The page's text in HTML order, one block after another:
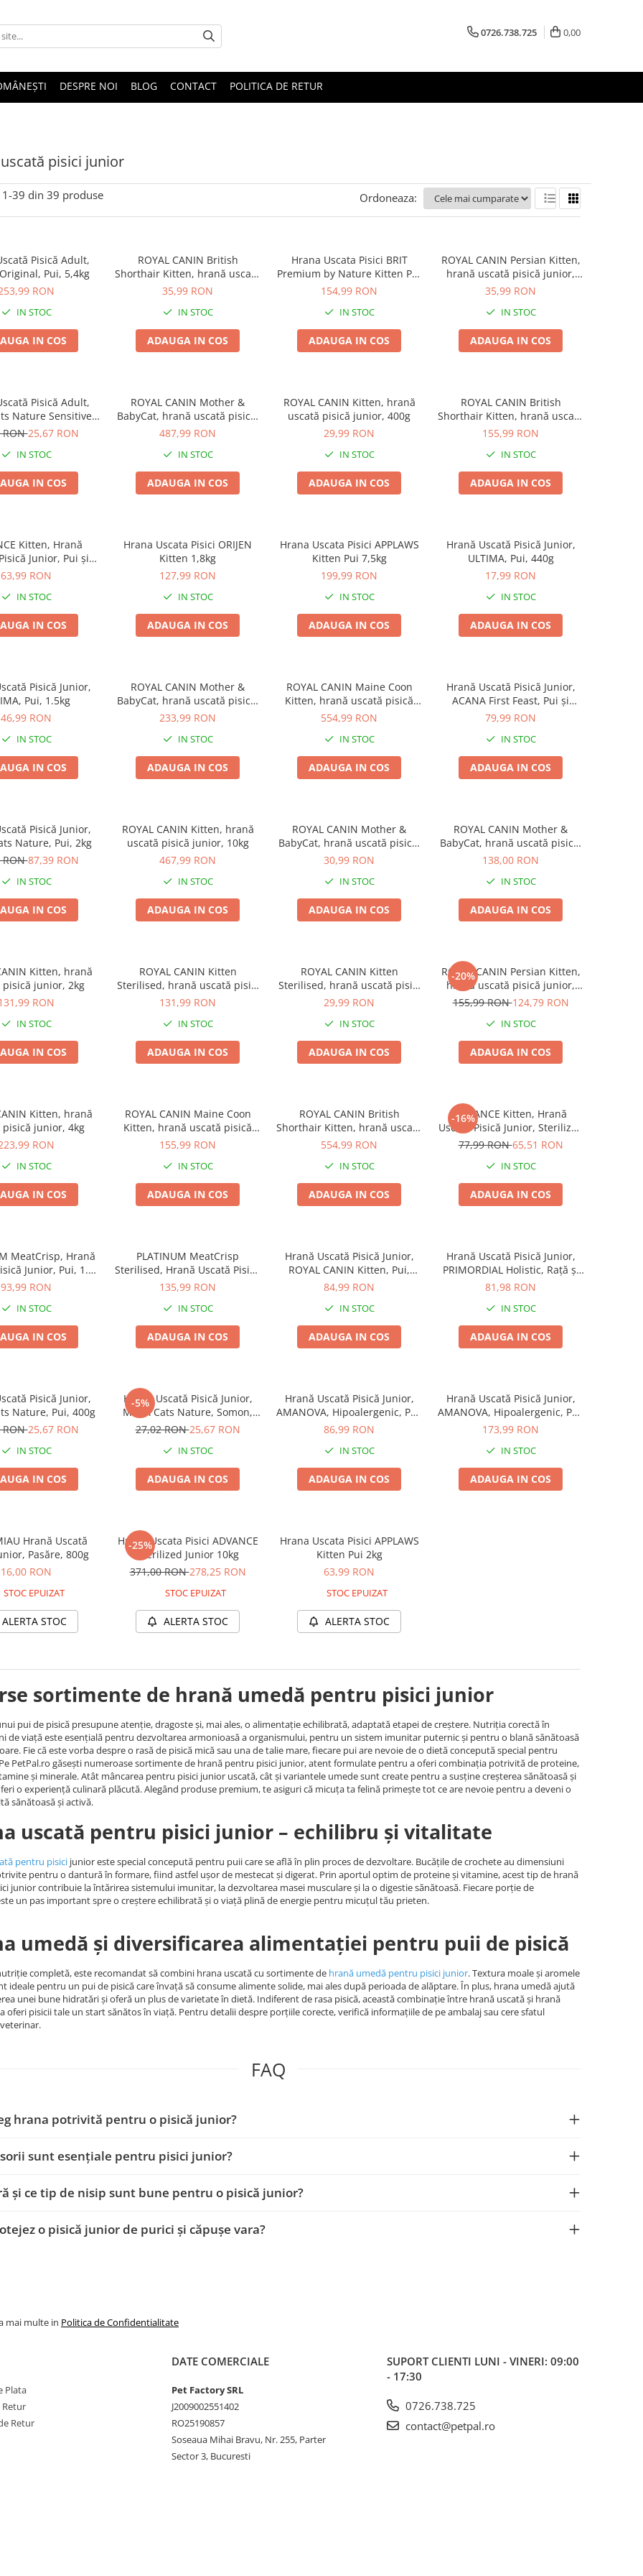
0726.738.725 0,00
DESPRE NOI BLOG CONTACT POLITICA DE RETUR
pisici junior
1-39 din 39 produse Ordoneaza:
Pisică Adult,
Original, Pui, 5,4kg
RON
IN STOC
IN COS
ROYAL CANIN British
Shorthair Kitten, hrană uscată
pisică junior, 400g
35,99 RON
IN STOC
ADAUGA IN COS
Hrana Uscata Pisici BRIT
Premium by Nature Kitten Pui
8kg
154,99 RON
IN STOC
ADAUGA IN COS
ROYAL CANIN Persian Kitten,
hrană uscată pisică junior,
400g
35,99 RON
IN STOC
ADAUGA IN COS
Pisică Adult,
Nature Sensitive,
Pui, 400g
RON25,67 RON
IN STOC
IN COS
ROYAL CANIN Mother &
BabyCat, hrană uscată pisică,
mama si puiul, 10kg
487,99 RON
IN STOC
ADAUGA IN COS
ROYAL CANIN Kitten, hrană
uscată pisică junior, 400g
29,99 RON
IN STOC
ADAUGA IN COS
ROYAL CANIN British
Shorthair Kitten, hrană uscată
pisică junior, 2kg
155,99 RON
IN STOC
ADAUGA IN COS
Kitten, Hrană
Junior, Pui și
Orez, 1,5kg
63,99 RON
IN STOC
IN COS
Hrana Uscata Pisici ORIJEN
Kitten 1,8kg
127,99 RON
IN STOC
ADAUGA IN COS
Hrana Uscata Pisici APPLAWS
Kitten Pui 7,5kg
199,99 RON
IN STOC
ADAUGA IN COS
Hrană Uscată Pisică Junior,
ULTIMA, Pui, 440g
17,99 RON
IN STOC
ADAUGA IN COS
Pisică Junior,
Pui, 1.5kg
46,99 RON
IN STOC
IN COS
ROYAL CANIN Mother &
BabyCat, hrană uscată pisică,
mama si puiul, 4kg
233,99 RON
IN STOC
ADAUGA IN COS
ROYAL CANIN Maine Coon
Kitten, hrană uscată pisică
junior, 10kg
554,99 RON
IN STOC
ADAUGA IN COS
Hrană Uscată Pisică Junior,
ACANA First Feast, Pui și
Hering, 1.8kg
79,99 RON
IN STOC
ADAUGA IN COS
Pisică Junior,
Nature, Pui, 2kg
RON87,39 RON
IN STOC
IN COS
ROYAL CANIN Kitten, hrană
uscată pisică junior, 10kg
467,99 RON
IN STOC
ADAUGA IN COS
ROYAL CANIN Mother &
BabyCat, hrană uscată pisică,
mama si puiul, 400g
30,99 RON
IN STOC
ADAUGA IN COS
ROYAL CANIN Mother &
BabyCat, hrană uscată pisică,
mama si puiul, 2kg
138,00 RON
IN STOC
ADAUGA IN COS
Kitten, hrană
pisică junior, 2kg
RON
IN STOC
IN COS
ROYAL CANIN Kitten
Sterilised, hrană uscată pisici
sterilizate junior, 2kg
131,99 RON
IN STOC
ADAUGA IN COS
ROYAL CANIN Kitten
Sterilised, hrană uscată pisici
sterilizate junior, 400g
29,99 RON
IN STOC
ADAUGA IN COS
-20%
ROYAL CANIN Persian Kitten,
hrană uscată pisică junior,
2kg
155,99 RON124,79 RON
IN STOC
ADAUGA IN COS
Kitten, hrană
pisică junior, 4kg
RON
IN STOC
IN COS
ROYAL CANIN Maine Coon
Kitten, hrană uscată pisică
junior, 2kg
155,99 RON
IN STOC
ADAUGA IN COS
ROYAL CANIN British
Shorthair Kitten, hrană uscată
pisică junior, 10kg
554,99 RON
IN STOC
ADAUGA IN COS
-16%
ADVANCE Kitten, Hrană
Uscată Pisică Junior, Sterilizat,
Pui și Orez, 1,5kg
77,99 RON65,51 RON
IN STOC
ADAUGA IN COS
MeatCrisp, Hrană
Junior, Pui, 1.5
kg
93,99 RON
IN STOC
IN COS
PLATINUM MeatCrisp
Sterilised, Hrană Uscată Pisică
Junior, Pui, 3 kg
135,99 RON
IN STOC
ADAUGA IN COS
Hrană Uscată Pisică Junior,
ROYAL CANIN Kitten, Pui,
1.2kg
84,99 RON
IN STOC
ADAUGA IN COS
Hrană Uscată Pisică Junior,
PRIMORDIAL Holistic, Rață și
Curcan, 2kg
81,98 RON
IN STOC
ADAUGA IN COS
Pisică Junior,
Nature, Pui, 400g
RON25,67 RON
IN STOC
IN COS
-5%
Hrană Uscată Pisică Junior,
MERA Cats Nature, Somon,
400g
27,02 RON25,67 RON
IN STOC
ADAUGA IN COS
Hrană Uscată Pisică Junior,
AMANOVA, Hipoalergenic, Pui,
1.5kg
86,99 RON
IN STOC
ADAUGA IN COS
Hrană Uscată Pisică Junior,
AMANOVA, Hipoalergenic, Pui,
4kg
173,99 RON
IN STOC
ADAUGA IN COS
Hrană Uscată
Pasăre, 800g
16,00 RON
STOC EPUIZAT
ALERTA STOC
-25%
Hrana Uscata Pisici ADVANCE
Sterilized Junior 10kg
371,00 RON278,25 RON
STOC EPUIZAT
ALERTA STOC
Hrana Uscata Pisici APPLAWS
Kitten Pui 2kg
63,99 RON
STOC EPUIZAT
ALERTA STOC
sortimente de hrană umedă pentru pisici junior
pui de pisică presupune atenție, dragoste și, mai ales, o alimentație echilibrată, adaptată etapei de creștere. Nutriția corectă în
de viață este esențială pentru dezvoltarea armonioasă a organismului, pentru un sistem imunitar puternic și pentru o blană sănătoasă
Fie că este vorba despre o rasă de pisică mică sau una de talie mare, fiecare pui are nevoie de o dietă concepută special pentru
PetPal.ro găsești numeroase sortimente de hrană pentru pisici junior, atent formulate pentru a oferi combinația potrivită de proteine,
și minerale. Atât mâncarea pentru pisici junior uscată, cât și variantele umede sunt create pentru a susține creșterea sănătoasă și
o experiență culinară plăcută. Alegând produse premium, te asiguri că micuța ta felină primește tot ce are nevoie pentru a deveni o
sănătoasă și activă.
uscată pentru pisici junior – echilibru și vitalitate
pentru pisici junior este special concepută pentru puii care se află în plin proces de dezvoltare. Bucățile de crochete au dimensiuni
pentru o dantură în formare, fiind astfel ușor de mestecat și digerat. Prin aportul optim de proteine și vitamine, acest tip de hrană
junior contribuie la întărirea sistemului imunitar, la dezvoltarea masei musculare și la o digestie sănătoasă. Fiecare porție de
un pas important spre o creștere echilibrată și o viață plină de energie pentru micuțul tău prieten.
umedă și diversificarea alimentației pentru puii de pisică
completă, este recomandat să combini hrana uscată cu sortimente de hrană umedă pentru pisici junior. Textura moale și aromele
ideale pentru un pui de pisică care învață să consume alimente solide, mai ales după perioada de alăptare. În plus, hrana umedă ajută
unei bune hidratări și oferă un plus de varietate în dietă. Indiferent de rasa pisică, această combinație între hrană uscată și hrană
oferi pisicii tale un start sănătos în viață. Pentru detalii despre porțiile corecte, verifică informațiile de pe ambalaj sau cere sfatul
FAQ
hrana potrivită pentru o pisică junior?
sunt esențiale pentru pisici junior?
și ce tip de nisip sunt bune pentru o pisică junior?
o pisică junior de purici și căpușe vara?
mai multe in Politica de Confidentialitate
Plata
Retur
Retur
DATE COMERCIALE
Pet Factory SRL
J2009002551402
RO25190857
Soseaua Mihai Bravu, Nr. 255, Parter
Sector 3, Bucuresti
SUPORT CLIENTI LUNI - VINERI: 09:00
- 17:30
0726.738.725
contact@petpal.ro